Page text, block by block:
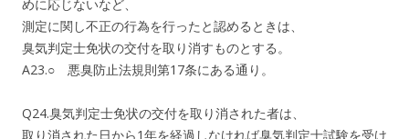
めに応じないなど、
測定に関し不正の行為を行ったと認めるときは、
臭気判定士免状の交付を取り消すものとする。
A23.○ 悪臭防止法規則第17条にある通り。
Q24.臭気判定士免状の交付を取り消された者は、
取り消された日から1年を経過しなければ臭気判定士試験を受け